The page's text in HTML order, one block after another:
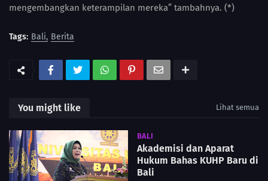
mengembangkan keterampilan mereka” tambahnya. (*)
Tags: Bali Berita
You might like Lihat semua
BALI
Akademisi dan Aparat
Hukum Bahas KUHP Baru di
Bali